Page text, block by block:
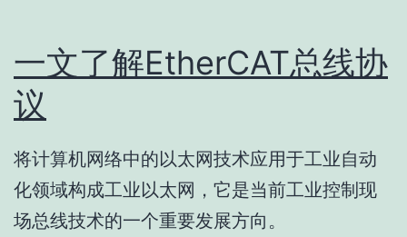
一文了解EtherCAT总线协
议
将计算机网络中的以太网技术应用于工业自动
化领域构成工业以太网，它是当前工业控制现
场总线技术的一个重要发展方向。